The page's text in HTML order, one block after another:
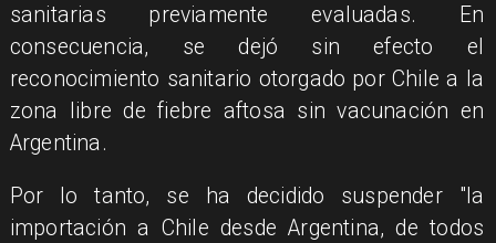
sanitarias previamente evaluadas. En
consecuencia, se dejó sin efecto el
reconocimiento sanitario otorgado por Chile a la
zona libre de fiebre aftosa sin vacunación en
Argentina.
Por lo tanto, se ha decidido suspender "la
importación a Chile desde Argentina, de todos